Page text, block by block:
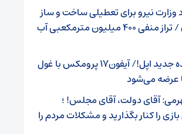
وزارت نیرو برای تعطیلی ساخت و ساز
در تهران / تراز منفی ۴۰۰ میلیون مترمکعبی آب
برگ‌ برنده جدید اپل!/ آیفون۱۷ پرومکس با غول
عرضه می‌شود
آقای دولت، آقای مجلس! ؛
را کنار بگذارید و مشکلات مردم را